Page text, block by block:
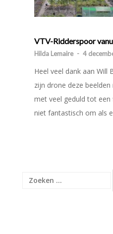
VTV-Ridderspoor
Hilda Lemaire - 4
Heel veel dank aan Will
zijn drone deze
met veel geduld tot
niet fantastisch om als
Zoeken